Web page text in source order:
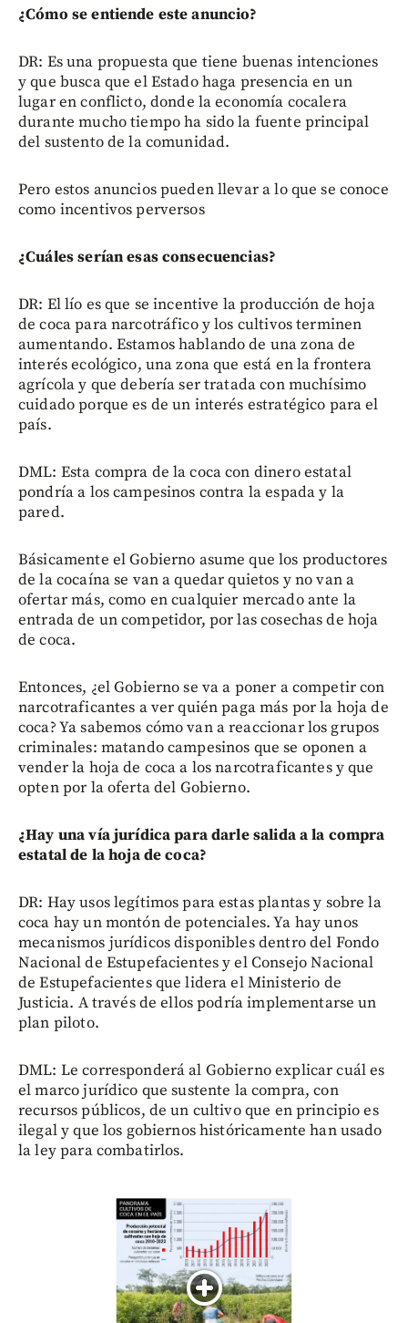
¿Cómo se entiende este anuncio?
DR: Es una propuesta que tiene buenas intenciones
y que busca que el Estado haga presencia en un
lugar en conflicto, donde la economía cocalera
durante mucho tiempo ha sido la fuente principal
del sustento de la comunidad.
Pero estos anuncios pueden llevar a lo que se conoce
como incentivos perversos
¿Cuáles serían esas consecuencias?
DR: El lío es que se incentive la producción de hoja
de coca para narcotráfico y los cultivos terminen
aumentando. Estamos hablando de una zona de
interés ecológico, una zona que está en la frontera
agrícola y que debería ser tratada con muchísimo
cuidado porque es de un interés estratégico para el
país.
DML: Esta compra de la coca con dinero estatal
pondría a los campesinos contra la espada y la
pared.
Básicamente el Gobierno asume que los productores
de la cocaína se van a quedar quietos y no van a
ofertar más, como en cualquier mercado ante la
entrada de un competidor, por las cosechas de hoja
de coca.
Entonces, ¿el Gobierno se va a poner a competir con
narcotraficantes a ver quién paga más por la hoja de
coca? Ya sabemos cómo van a reaccionar los grupos
criminales: matando campesinos que se oponen a
vender la hoja de coca a los narcotraficantes y que
opten por la oferta del Gobierno.
¿Hay una vía jurídica para darle salida a la compra
estatal de la hoja de coca?
DR: Hay usos legítimos para estas plantas y sobre la
coca hay un montón de potenciales. Ya hay unos
mecanismos jurídicos disponibles dentro del Fondo
Nacional de Estupefacientes y el Consejo Nacional
de Estupefacientes que lidera el Ministerio de
Justicia. A través de ellos podría implementarse un
plan piloto.
DML: Le corresponderá al Gobierno explicar cuál es
el marco jurídico que sustente la compra, con
recursos públicos, de un cultivo que en principio es
ilegal y que los gobiernos históricamente han usado
la ley para combatirlos.